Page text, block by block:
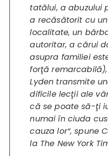
tatălui, a abuzului
a recăsătorit cu
localitate, un
autoritar, a cărui
asupra familiei
forţă
Lyden transmite
dificile lecţii ale
că se poate să-ţi
numai în ciuda
cauza lor“, spune
la The New York